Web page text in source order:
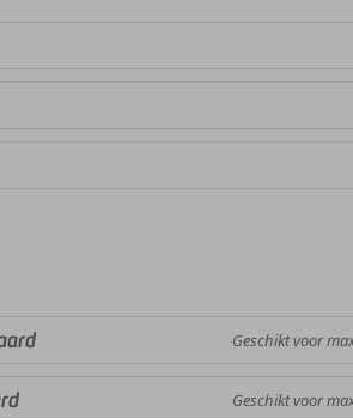
Geschikt voor
Geschikt voor